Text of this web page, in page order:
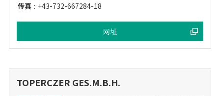
传真 : +43-732-667284-18
网址
TOPERCZER GES.M.B.H.